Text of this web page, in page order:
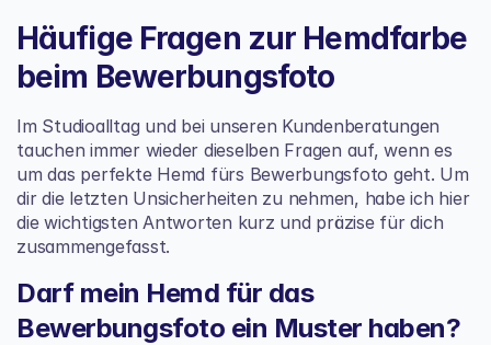
Häufige Fragen zur Hemdfarbe
beim Bewerbungsfoto
Im Studioalltag und bei unseren Kundenberatungen
tauchen immer wieder dieselben Fragen auf, wenn es
um das perfekte Hemd fürs Bewerbungsfoto geht. Um
dir die letzten Unsicherheiten zu nehmen, habe ich hier
die wichtigsten Antworten kurz und präzise für dich
zusammengefasst.
Darf mein Hemd für das
Bewerbungsfoto ein Muster haben?